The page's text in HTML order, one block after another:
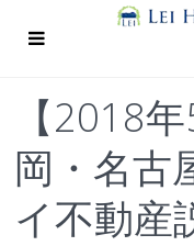
【2018
岡・名
イ不動産